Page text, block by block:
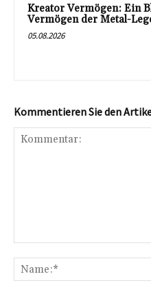
Kreator Vermögen: Ein
Vermögen der Metal-
05.08.2026
Kommentieren Sie den